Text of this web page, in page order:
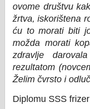
ovome društvu
žrtva, iskorištena
ću to morati biti
možda morati
zdravlje
rezultatom
Želim čvrsto i
Diplomu SSS